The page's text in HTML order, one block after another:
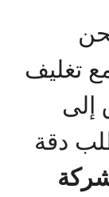
تغليف
إلى
دقة